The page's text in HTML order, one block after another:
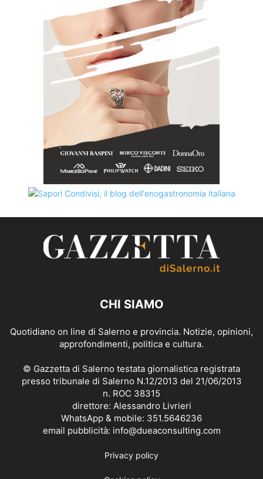
CHI SIAMO
Quotidiano on line di Salerno e provincia. Notizie, opinioni,
approfondimenti, politica e cultura.
© Gazzetta di Salerno testata giornalistica registrata
presso tribunale di Salerno N.12/2013 del 21/06/2013
n. ROC 38315
direttore: Alessandro Livrieri
WhatsApp & mobile: 351.5646236
email pubblicità: info@dueaconsulting.com
Privacy policy